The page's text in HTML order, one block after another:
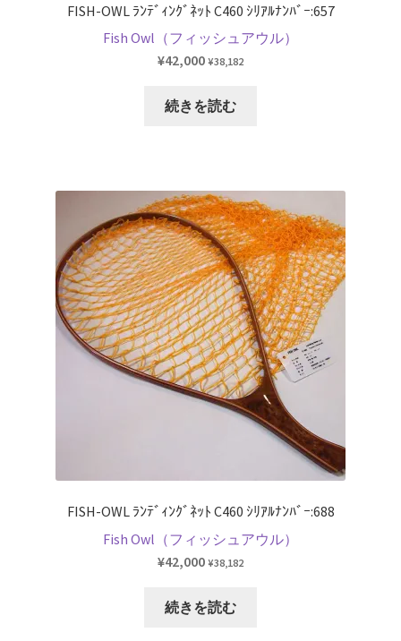
ま
す。
品
ペ
ー
ジ
か
ら
選
択
で
き
ま
FISH-OWL ﾗﾝﾃﾞｨﾝｸﾞﾈｯﾄ C460 ｼﾘｱﾙﾅﾝﾊﾞｰ:657
Fish Owl（フィッシュアウル）
¥42,000 ¥38,182
続きを読む
FISH-OWL ﾗﾝﾃﾞｨﾝｸﾞﾈｯﾄ C460 ｼﾘｱﾙﾅﾝﾊﾞｰ:688
Fish Owl（フィッシュアウル）
¥42,000 ¥38,182
続きを読む